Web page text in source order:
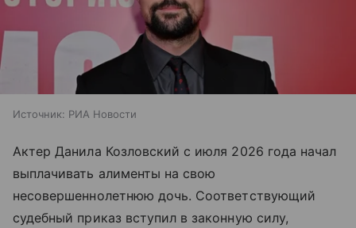
Источник: РИА Новости
Актер Данила Козловский с июля 2026 года начал
выплачивать алименты на свою
несовершеннолетнюю дочь. Соответствующий
судебный приказ вступил в законную силу,